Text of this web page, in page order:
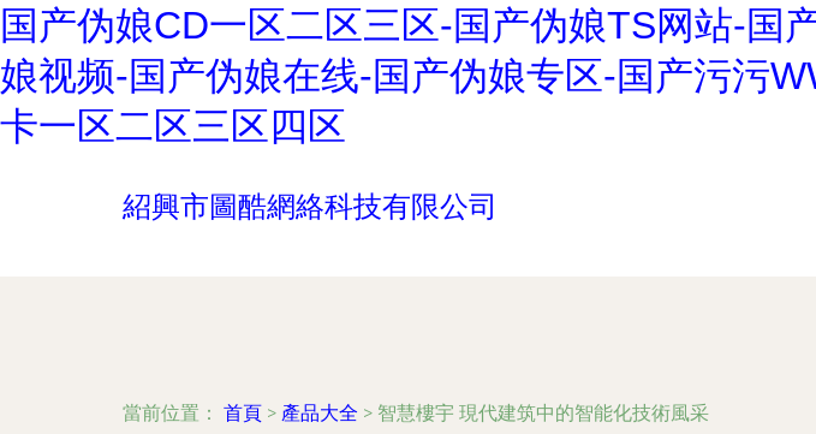
国产伪娘CD一区二区三区-国产伪娘TS网站-国
娘视频-国产伪娘在线-国产伪娘专区-国产污污
卡一区二区三区四区
紹興市圖酷網絡科技有限公司
當前位置： 首頁 > 產品大全 > 智慧樓宇 現代建筑中的智能化技術風采